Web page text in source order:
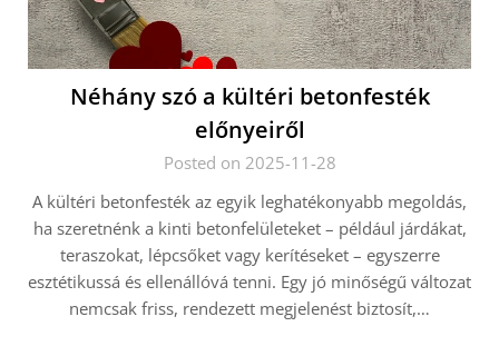
Néhány szó a kültéri betonfesték
előnyeiről
Posted on 2025-11-28
A kültéri betonfesték az egyik leghatékonyabb megoldás,
ha szeretnénk a kinti betonfelületeket – például járdákat,
teraszokat, lépcsőket vagy kerítéseket – egyszerre
esztétikussá és ellenállóvá tenni. Egy jó minőségű változat
nemcsak friss, rendezett megjelenést biztosít,…